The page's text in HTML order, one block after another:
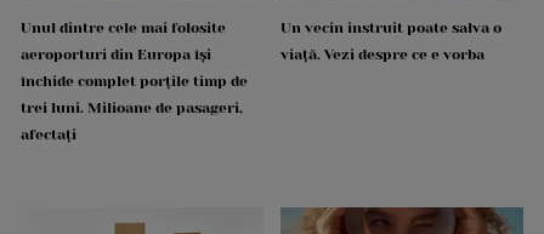
Unul dintre cele mai folosite
aeroporturi din Europa își
închide complet porțile timp de
trei luni. Milioane de pasageri,
afectați
Un vecin instruit poate salva o
viață. Vezi despre ce e vorba